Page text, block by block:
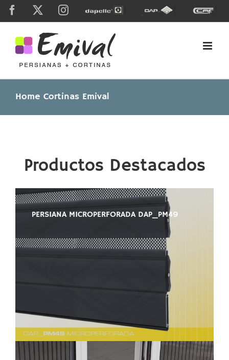
Skip
Facebook Instagram
Dapelle
Grupo
Dap
Caf
Home Cortinas Emival
Productos Destacados
PERSIANA MICROPERFORADA DAP_PM49